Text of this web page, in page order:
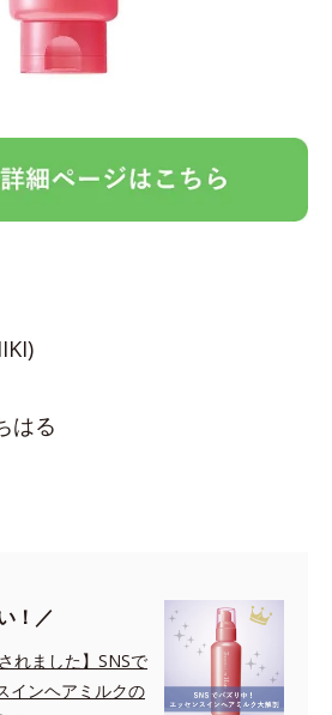
はる
！／
れました】SNSで
インヘアミルクの